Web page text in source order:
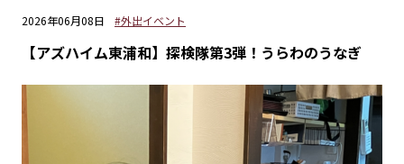
2026年06月08日 #外出イベント
【アズハイム東浦和】探検隊第3弾！うらわのうなぎ